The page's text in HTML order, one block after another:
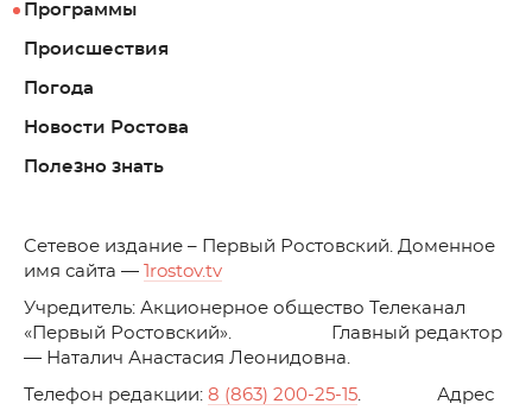
Программы
Происшествия
Погода
Новости Ростова
Полезно знать
Cетевое издание – Первый Ростовский. Доменное
имя сайта —
1rostov.tv
Учредитель: Акционерное общество Телеканал
«Первый Ростовский». Главный редактор
— Наталич Анастасия Леонидовна.
Телефон редакции: 8 (863) 200-25-15. Адрес